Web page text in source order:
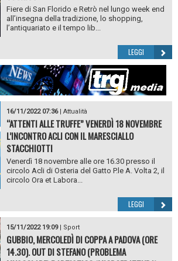
Fiere di San Florido e Retrò nel lungo week end
all’insegna della tradizione, lo shopping,
l’antiquariato e il tempo lib...
LEGGI
16/11/2022 07:36| Attualità
“ATTENTI ALLE TRUFFE” VENERDÌ 18 NOVEMBRE
L’INCONTRO ACLI CON IL MARESCIALLO
STACCHIOTTI
Venerdì 18 novembre alle ore 16.30 presso il
circolo Acli di Osteria del Gatto P.le A. Volta 2, il
circolo Ora et Labora...
LEGGI
15/11/2022 19:09| Sport
GUBBIO, MERCOLEDÌ DI COPPA A PADOVA (ORE
14.30). OUT DI STEFANO (PROBLEMA